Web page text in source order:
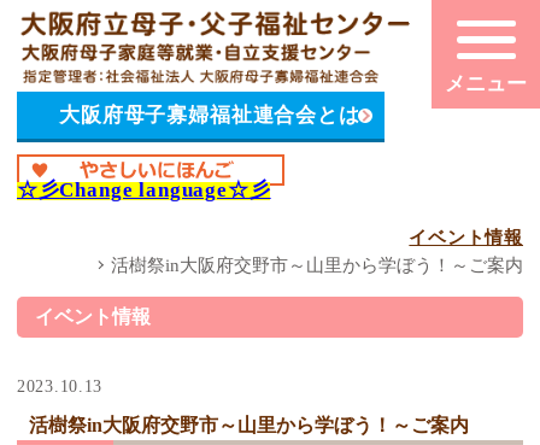
大阪府母子寡婦福祉連合会とは
☆彡Change language☆彡
イベント情報
活樹祭in大阪府交野市～山里から学ぼう！～ご案内
イベント情報
2023.10.13
活樹祭in大阪府交野市～山里から学ぼう！～ご案内